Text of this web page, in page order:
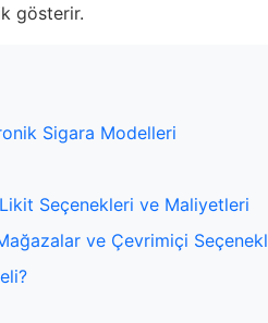
gösterir.
Sigara Modelleri
Seçenekleri ve Maliyetleri
ve Çevrimiçi